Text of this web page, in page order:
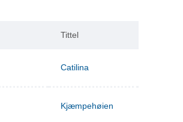
Tittel
Catilina
Kjæmpehøien